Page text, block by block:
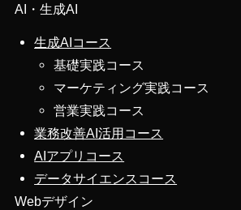
AI・生成AI
生成AIコース
基礎実践コース
マーケティング実践コース
営業実践コース
業務改善AI活用コース
AIアプリコース
データサイエンスコース
Webデザイン